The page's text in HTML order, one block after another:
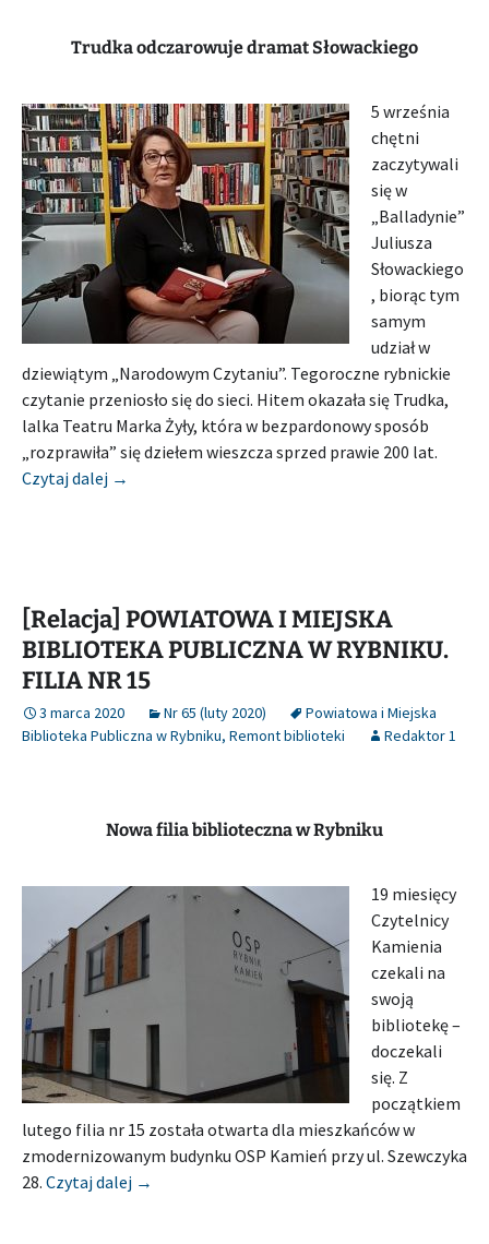
Trudka odczarowuje dramat Słowackiego
5 września
chętni
zaczytywali
się w
„Balladynie”
Juliusza
Słowackiego
, biorąc tym
samym
udział w
dziewiątym „Narodowym Czytaniu”. Tegoroczne rybnickie
czytanie przeniosło się do sieci. Hitem okazała się Trudka,
lalka Teatru Marka Żyły, która w bezpardonowy sposób
„rozprawiła” się dziełem wieszcza sprzed prawie 200 lat.
Czytaj dalej [Relacja] POWIATOWA I MIEJSKA BIBLIOTEKA
→
[Relacja] POWIATOWA I MIEJSKA
BIBLIOTEKA PUBLICZNA W RYBNIKU.
FILIA NR 15
3 marca 2020 Nr 65 (luty 2020)
Powiatowa i Miejska
Biblioteka Publiczna w Rybniku, Remont biblioteki Redaktor 1
Nowa filia biblioteczna w Rybniku
19 miesięcy
Czytelnicy
Kamienia
czekali na
swoją
bibliotekę –
doczekali
się. Z
początkiem
lutego filia nr 15 została otwarta dla mieszkańców w
zmodernizowanym budynku OSP Kamień przy ul. Szewczyka
28. Czytaj dalej [Relacja] POWIATOWA I MIEJSKA BIBLIOTEKA
→